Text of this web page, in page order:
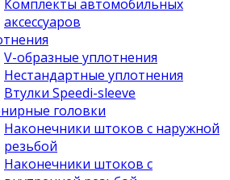
Комплекты автомобильных
аксессуаров
V-образные уплотнения
Нестандартные уплотнения
Втулки Speedi-sleeve
головки
Наконечники штоков с наружной
резьбой
Наконечники штоков с